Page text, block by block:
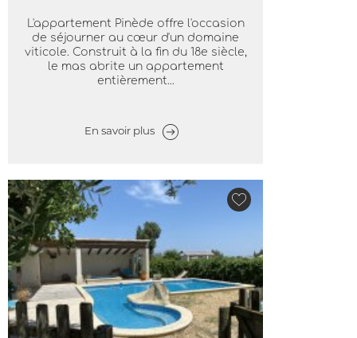
L'appartement Pinède offre l'occasion
de séjourner au cœur d'un domaine
viticole. Construit à la fin du 18e siècle,
le mas abrite un appartement
entièrement...
En savoir plus